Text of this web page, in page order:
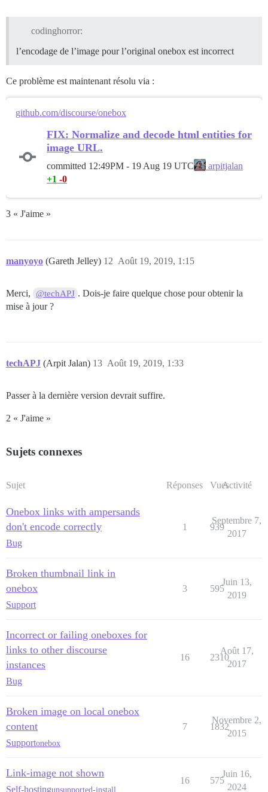
codinghorror:
l’encodage de l’image pour l’original onebox est incorrect
Ce problème est maintenant résolu via :
github.com/discourse/onebox
FIX: Normalize and decode html entities for
image URL.
committed 12:49PM - 19 Aug 19 UTC
arpitjalan
+1 -0
3 « J'aime »
manyoyo (Gareth Jelley) Août 19, 2019, 1:15
12
Merci, @techAPJ . Dois-je faire quelque chose pour obtenir la
mise à jour ?
techAPJ (Arpit Jalan) Août 19, 2019, 1:33
13
Passer à la dernière version devrait suffire.
2 « J'aime »
Sujets connexes
Sujet Réponses VuesActivité
Onebox links with ampersands
don't encode correctly
Bug
1 939
Septembre 7,
2017
Broken thumbnail link in
onebox
Support
3 595
Juin 13,
2019
Incorrect or failing oneboxes for
links to other discourse
instances
Bug
16 2310
Août 17,
2017
Broken image on local onebox
content
Supportonebox
7 1832
Novembre 2,
2015
Link-image not shown
Self-hostingunsupported-install
16 575
Juin 16,
2024